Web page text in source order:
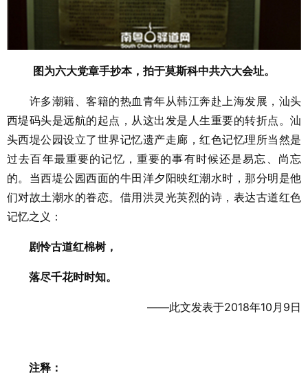
图为六大党章手抄本，拍于莫斯科中共六大会址。
许多潮籍、客籍的热血青年从韩江奔赴上海发展，汕头
西堤码头是远航的起点，从这出发是人生重要的转折点。汕
头西堤公园设立了世界记忆遗产走廊，红色记忆理所当然是
过去百年最重要的记忆，重要的事有时候还是易忘、尚忘
的。当西堤公园西面的牛田洋夕阳映红潮水时，那分明是他
们对故土潮水的眷恋。借用洪灵光英烈的诗，表达古道红色
记忆之义：
剧怜古道红棉树，
落尽千花时时知。
——此文发表于2018年10月9日
注释：